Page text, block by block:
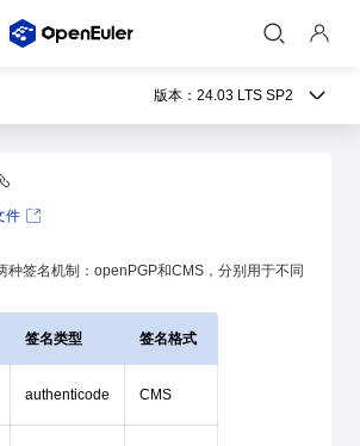
版本： 24.03 LTS SP2
件
种签名机制：openPGP和CMS，分别用于不同
签名类型 签名格式
authenticode CMS